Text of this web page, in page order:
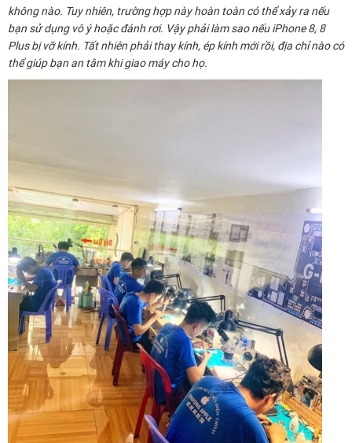
không nào. Tuy nhiên, trường hợp này hoàn toàn có thể xảy ra nếu
bạn sử dụng vô ý hoặc đánh rơi. Vậy phải làm sao nếu iPhone 8, 8
Plus bị vỡ kính. Tất nhiên phải thay kính, ép kính mới rồi, địa chỉ nào có
thể giúp bạn an tâm khi giao máy cho họ.